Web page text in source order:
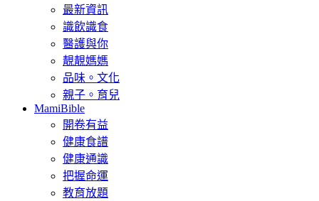
最新資訊
識飲識食
醫護與你
靚靚媽媽
品味。文化
親子。育兒
MamiBible
開卷有益
健康食譜
健康通識
把握命運
教育放題